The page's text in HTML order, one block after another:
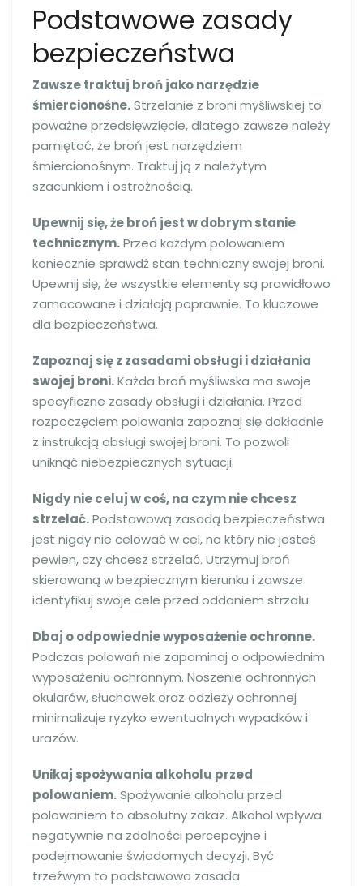
Podstawowe zasady
bezpieczeństwa
Zawsze traktuj broń jako narzędzie
śmiercionośne.Strzelanie z broni myśliwskiej to
poważne przedsięwzięcie, dlatego zawsze należy
pamiętać, że broń jest narzędziem
śmiercionośnym. Traktuj ją z należytym
szacunkiem i ostrożnością.
Upewnij się, że broń jest w dobrym stanie
technicznym.Przed każdym polowaniem
koniecznie sprawdź stan techniczny swojej broni.
Upewnij się, że wszystkie elementy są prawidłowo
zamocowane i działają poprawnie. To kluczowe
dla bezpieczeństwa.
Zapoznaj się z zasadami obsługi i działania
swojej broni.Każda broń myśliwska ma swoje
specyficzne zasady obsługi i działania. Przed
rozpoczęciem polowania zapoznaj się dokładnie
z instrukcją obsługi swojej broni. To pozwoli
uniknąć niebezpiecznych sytuacji.
Nigdy nie celuj w coś, na czym nie chcesz
strzelać.Podstawową zasadą bezpieczeństwa
jest nigdy nie celować w cel, na który nie jesteś
pewien, czy chcesz strzelać. Utrzymuj broń
skierowaną w bezpiecznym kierunku i zawsze
identyfikuj swoje cele przed oddaniem strzału.
Dbaj o odpowiednie wyposażenie ochronne.
Podczas polowań nie zapominaj o odpowiednim
wyposażeniu ochronnym. Noszenie ochronnych
okularów, słuchawek oraz odzieży ochronnej
minimalizuje ryzyko ewentualnych wypadków i
urazów.
Unikaj spożywania alkoholu przed
polowaniem.Spożywanie alkoholu przed
polowaniem to absolutny zakaz. Alkohol wpływa
negatywnie na zdolności percepcyjne i
podejmowanie świadomych decyzji. Być
trzeźwym to podstawowa zasada